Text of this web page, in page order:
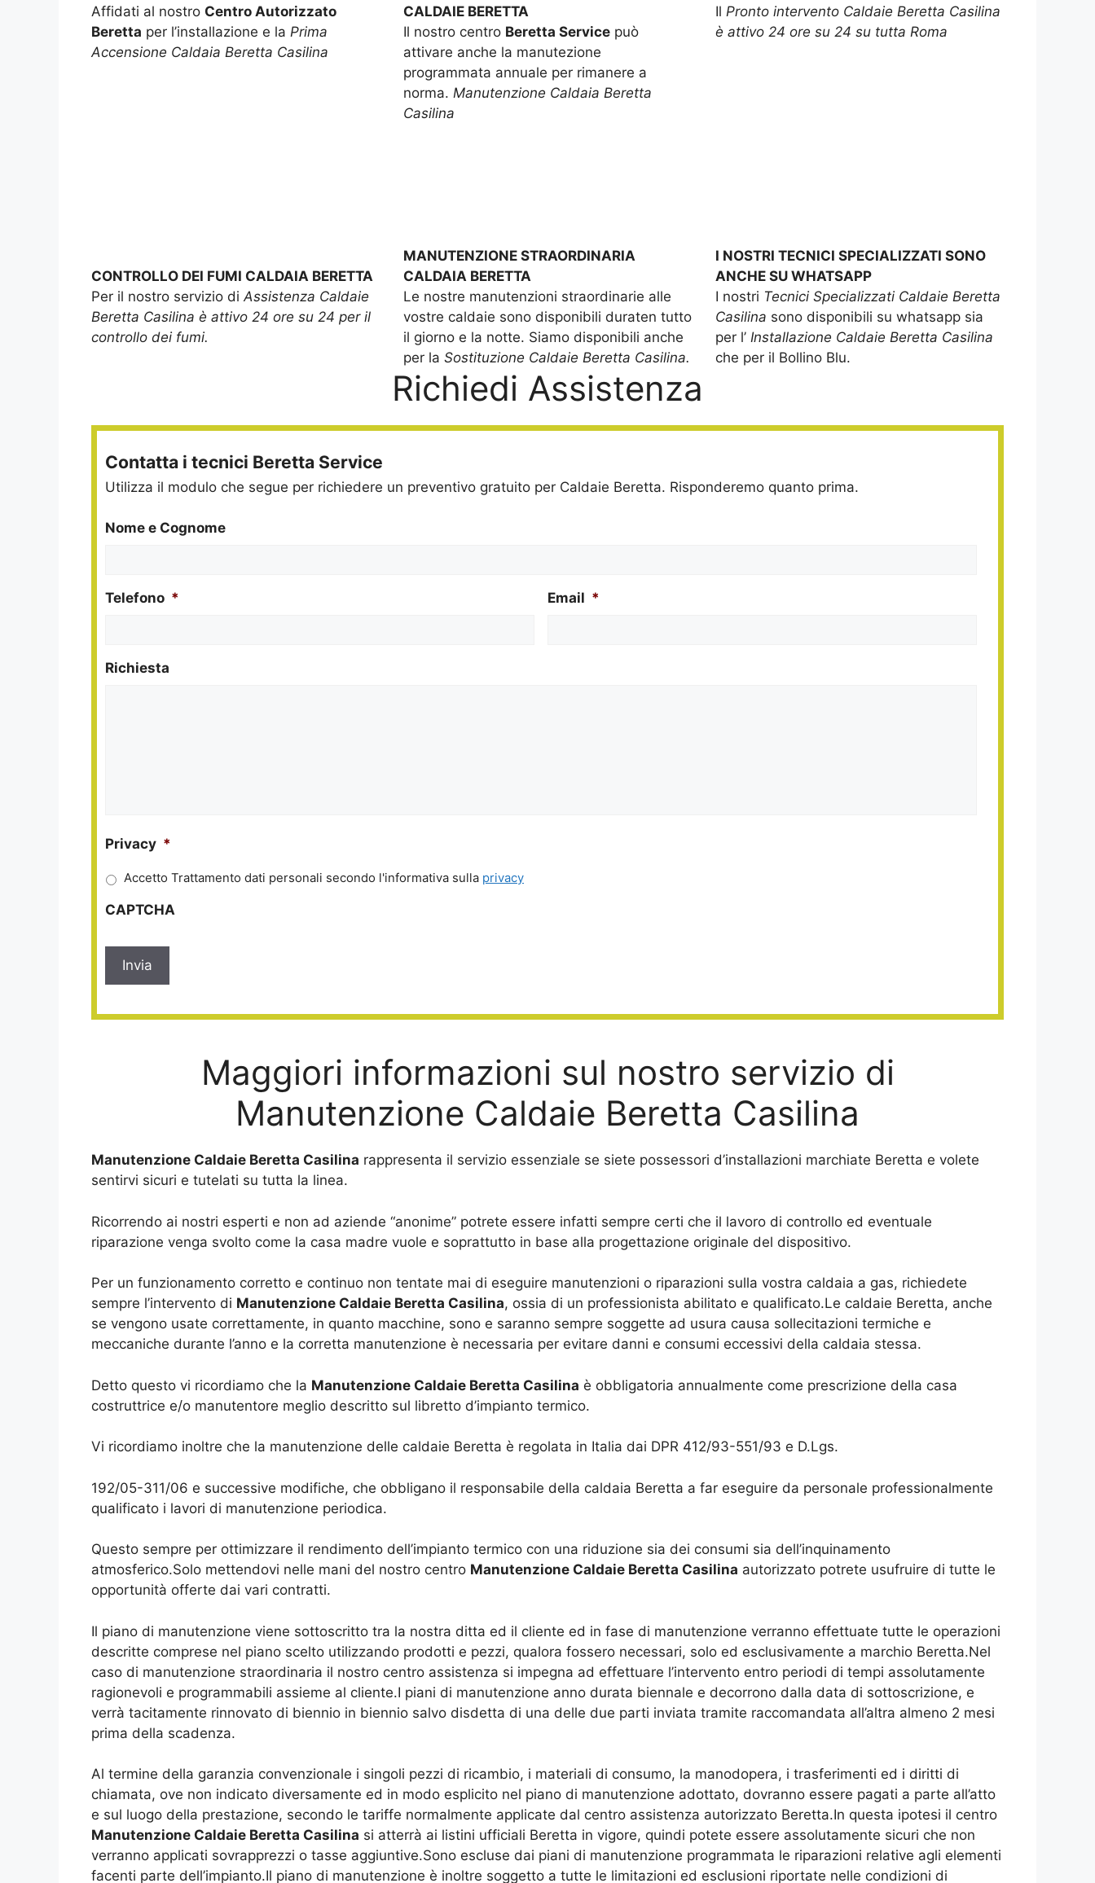
Affidati al nostro Centro Autorizzato
Beretta per l’installazione e la Prima
Accensione Caldaia Beretta Casilina
CALDAIE BERETTA
Il nostro centro Beretta Servicepuò
attivare anche la manutezione
programmata annuale per rimanere a
norma. Manutenzione Caldaia Beretta
Casilina
Il Pronto intervento Caldaie Beretta Casilina
è attivo 24 ore su 24 su tutta Roma
CONTROLLO DEI FUMI CALDAIA BERETTA
Per il nostro servizio di Assistenza Caldaie
Beretta Casilina è attivo 24 ore su 24 per il
controllo dei fumi.
MANUTENZIONE STRAORDINARIA
CALDAIA BERETTA
Le nostre manutenzioni straordinarie alle
vostre caldaie sono disponibili duraten tutto
il giorno e la notte. Siamo disponibili anche
per la Sostituzione Caldaie Beretta Casilina.
I NOSTRI TECNICI SPECIALIZZATI SONO
ANCHE SU WHATSAPP
I nostri Tecnici Specializzati Caldaie Beretta
Casilina sono disponibili su whatsapp sia
per l’ Installazione Caldaie Beretta Casilina
che per il Bollino Blu.
Richiedi Assistenza
Contatta i tecnici Beretta Service
Utilizza il modulo che segue per richiedere un preventivo gratuito per Caldaie Beretta. Risponderemo quanto prima.
Nome e Cognome
Telefono * Email *
Richiesta
Privacy *
Accetto Trattamento dati personali secondo l'informativa sulla privacy
CAPTCHA
Maggiori informazioni sul nostro servizio di
Manutenzione Caldaie Beretta Casilina
Manutenzione Caldaie Beretta Casilina rappresenta il servizio essenziale se siete possessori d’installazioni marchiate Beretta e volete
sentirvi sicuri e tutelati su tutta la linea.
Ricorrendo ai nostri esperti e non ad aziende “anonime” potrete essere infatti sempre certi che il lavoro di controllo ed eventuale
riparazione venga svolto come la casa madre vuole e soprattutto in base alla progettazione originale del dispositivo.
Per un funzionamento corretto e continuo non tentate mai di eseguire manutenzioni o riparazioni sulla vostra caldaia a gas, richiedete
sempre l’intervento di Manutenzione Caldaie Beretta Casilina, ossia di un professionista abilitato e qualificato.Le caldaie Beretta, anche
se vengono usate correttamente, in quanto macchine, sono e saranno sempre soggette ad usura causa sollecitazioni termiche e
meccaniche durante l’anno e la corretta manutenzione è necessaria per evitare danni e consumi eccessivi della caldaia stessa.
Detto questo vi ricordiamo che la Manutenzione Caldaie Beretta Casilina è obbligatoria annualmente come prescrizione della casa
costruttrice e/o manutentore meglio descritto sul libretto d’impianto termico.
Vi ricordiamo inoltre che la manutenzione delle caldaie Beretta è regolata in Italia dai DPR 412/93-551/93 e D.Lgs.
192/05-311/06 e successive modifiche, che obbligano il responsabile della caldaia Beretta a far eseguire da personale professionalmente
qualificato i lavori di manutenzione periodica.
Questo sempre per ottimizzare il rendimento dell’impianto termico con una riduzione sia dei consumi sia dell’inquinamento
atmosferico.Solo mettendovi nelle mani del nostro centro Manutenzione Caldaie Beretta Casilina autorizzato potrete usufruire di tutte le
opportunità offerte dai vari contratti.
Il piano di manutenzione viene sottoscritto tra la nostra ditta ed il cliente ed in fase di manutenzione verranno effettuate tutte le operazioni
descritte comprese nel piano scelto utilizzando prodotti e pezzi, qualora fossero necessari, solo ed esclusivamente a marchio Beretta.Nel
caso di manutenzione straordinaria il nostro centro assistenza si impegna ad effettuare l’intervento entro periodi di tempi assolutamente
ragionevoli e programmabili assieme al cliente.I piani di manutenzione anno durata biennale e decorrono dalla data di sottoscrizione, e
verrà tacitamente rinnovato di biennio in biennio salvo disdetta di una delle due parti inviata tramite raccomandata all’altra almeno 2 mesi
prima della scadenza.
Al termine della garanzia convenzionale i singoli pezzi di ricambio, i materiali di consumo, la manodopera, i trasferimenti ed i diritti di
chiamata, ove non indicato diversamente ed in modo esplicito nel piano di manutenzione adottato, dovranno essere pagati a parte all’atto
e sul luogo della prestazione, secondo le tariffe normalmente applicate dal centro assistenza autorizzato Beretta.In questa ipotesi il centro
Manutenzione Caldaie Beretta Casilina si atterrà ai listini ufficiali Beretta in vigore, quindi potete essere assolutamente sicuri che non
verranno applicati sovrapprezzi o tasse aggiuntive.Sono escluse dai piani di manutenzione programmata le riparazioni relative agli elementi
facenti parte dell’impianto.Il piano di manutenzione è inoltre soggetto a tutte le limitazioni ed esclusioni riportate nelle condizioni di